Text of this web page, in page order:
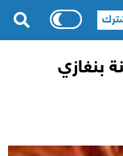
بنغازي